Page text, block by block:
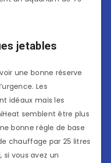
jetables
une bonne réserve
Les
idéaux mais les
semblent être plus
bonne règle de base
chauffage par 25 litres
si vous avez un